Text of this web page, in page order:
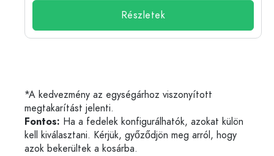
Részletek
*A kedvezmény az egységárhoz viszonyított
megtakarítást jelenti.
Fontos: Ha a fedelek konfigurálhatók, azokat külön
kell kiválasztani. Kérjük, győződjön meg arról, hogy
azok bekerültek a kosárba.